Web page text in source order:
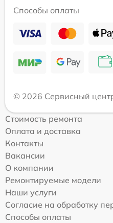
Способы оплаты
© 2026 Сервисный
Стоимость ремонта
Оплата и доставка
Контакты
Вакансии
О компании
Ремонтируемые модели
Наши услуги
Согласие на обработку
Способы оплаты